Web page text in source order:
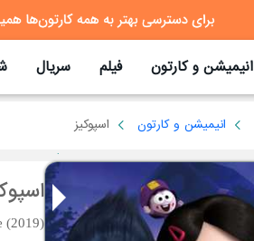
انیمیشن و کارتون فیلم سریال
انیمیشن و کارتون اسپوکیز
(2019)